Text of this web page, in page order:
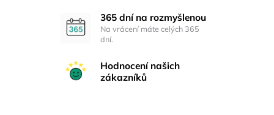
365 dní na rozmyšlenou
Na vrácení máte celých 365
dní.
Hodnocení našich
zákazníků